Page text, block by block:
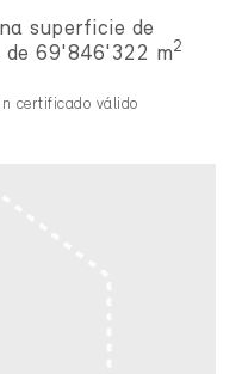
superficie de
69'846'322 m2
certificado válido